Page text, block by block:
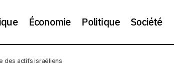
Économie Politique Société
Géopolitique Le fonds souverain norvégien a
des actifs israéliens